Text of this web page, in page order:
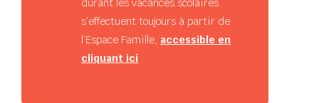
durant les vacances scolaires
s’effectuent toujours à partir de
l’Espace Famille, accessible en
cliquant ici